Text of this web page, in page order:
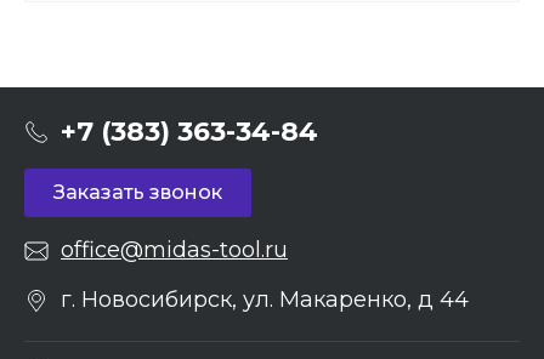
+7 (383) 363-34-84
Заказать звонок
office@midas-tool.ru
г. Новосибирск, ул. Макаренко, д 44